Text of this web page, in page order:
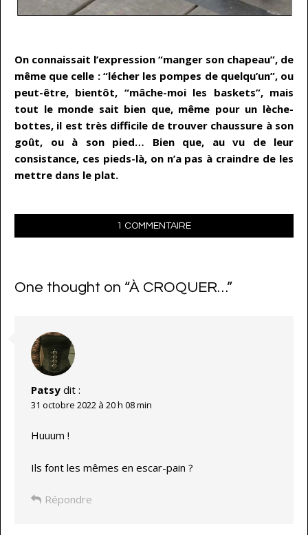
On connaissait l’expression “manger son chapeau”, de
même que celle : “lécher les pompes de quelqu’un”, ou
peut-être, bientôt, “mâche-moi les baskets”, mais
tout le monde sait bien que, même pour un lèche-
bottes, il est très difficile de trouver chaussure à son
goût, ou à son pied… Bien que, au vu de leur
consistance, ces pieds-là, on n’a pas à craindre de les
mettre dans le plat.
1 COMMENTAIRE
One thought on “À CROQUER…”
Patsy dit :
31 octobre 2022 à 20 h 08 min
Huuum !
Ils font les mêmes en escar-pain ?
Répondre